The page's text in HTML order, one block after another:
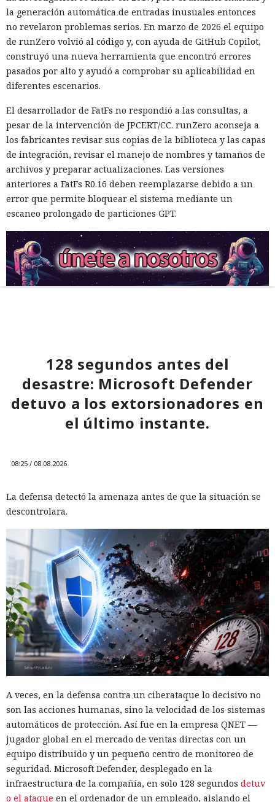
la generación automática de entradas inusuales entonces
no revelaron problemas serios. En marzo de 2026 el equipo
de runZero volvió al código y, con ayuda de GitHub Copilot,
construyó una nueva herramienta que encontró errores
pasados por alto y ayudó a comprobar su aplicabilidad en
diferentes escenarios.
El desarrollador de FatFs no respondió a las consultas, a
pesar de la intervención de JPCERT/CC. runZero aconseja a
los fabricantes revisar sus copias de la biblioteca y las capas
de integración, revisar el manejo de nombres y tamaños de
archivos y preparar actualizaciones. Las versiones
anteriores a FatFs R0.16 deben reemplazarse debido a un
error que permite bloquear el sistema mediante un
escaneo prolongado de particiones GPT.
128 segundos antes del
desastre: Microsoft Defender
detuvo a los extorsionadores en
el último instante.
08:25 / 08.08.2026
La defensa detectó la amenaza antes de que la situación se
descontrolara.
A veces, en la defensa contra un ciberataque lo decisivo no
son las acciones humanas, sino la velocidad de los sistemas
automáticos de protección. Así fue en la empresa QNET —
jugador global en el mercado de ventas directas con un
equipo distribuido y un pequeño centro de monitoreo de
seguridad. Microsoft Defender, desplegado en la
infraestructura de la compañía, en solo 128 segundos detuv
o el ataque en el ordenador de un empleado, aislando el